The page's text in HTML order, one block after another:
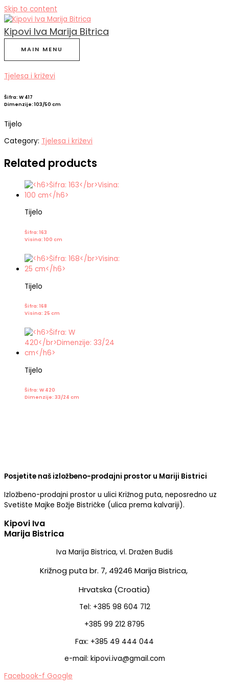
Skip to content
Kipovi Iva Marija Bitrica
MAIN MENU
Tjelesa i križevi
Šifra: W 417
Dimenzije: 103/50 cm
Tijelo
Category: Tjelesa i križevi
Related products
Tijelo
Šifra: 163
Visina: 100 cm
Tijelo
Šifra: 168
Visina: 25 cm
Tijelo
Šifra: W 420
Dimenzije: 33/24 cm
Posjetite naš izložbeno-prodajni prostor u Mariji Bistrici
Izložbeno-prodajni prostor u ulici Križnog puta, neposredno uz
Svetište Majke Božje Bistričke (ulica prema kalvariji).
Kipovi Iva
Marija Bistrica
Iva Marija Bistrica, vl. Dražen Budiš
Križnog puta br. 7, 49246 Marija Bistrica,
Hrvatska (Croatia)
Tel: +385 98 604 712
+385 99 212 8795
Fax: +385 49 444 044
e-mail: kipovi.iva@gmail.com
Facebook-f Google